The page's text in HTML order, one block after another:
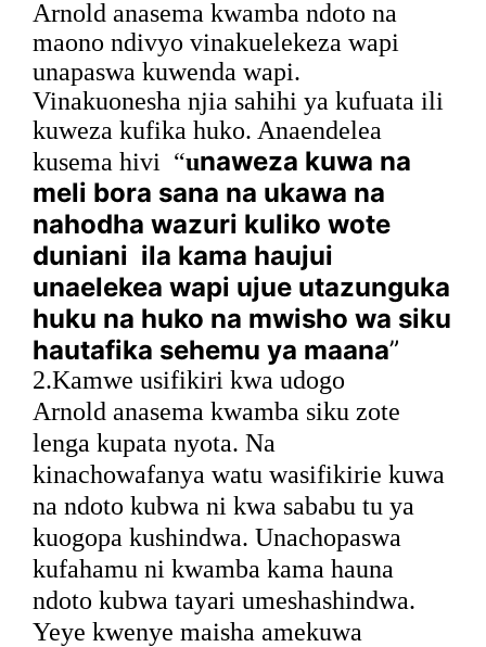
Arnold anasema kwamba ndoto na
maono ndivyo vinakuelekeza wapi
unapaswa kuwenda wapi.
Vinakuonesha njia sahihi ya kufuata ili
kuweza kufika huko. Anaendelea
kusema hivi “unaweza kuwa na
meli bora sana na ukawa na
nahodha wazuri kuliko wote
duniani ila kama haujui
unaelekea wapi ujue utazunguka
huku na huko na mwisho wa siku
hautafika sehemu ya maana”
2.Kamwe usifikiri kwa udogo
Arnold anasema kwamba siku zote
lenga kupata nyota. Na
kinachowafanya watu wasifikirie kuwa
na ndoto kubwa ni kwa sababu tu ya
kuogopa kushindwa. Unachopaswa
kufahamu ni kwamba kama hauna
ndoto kubwa tayari umeshashindwa.
Yeye kwenye maisha amekuwa